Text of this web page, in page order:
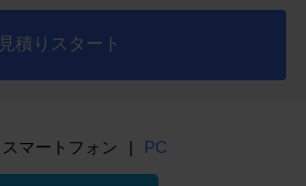
見積りスタート
スマートフォン | PC